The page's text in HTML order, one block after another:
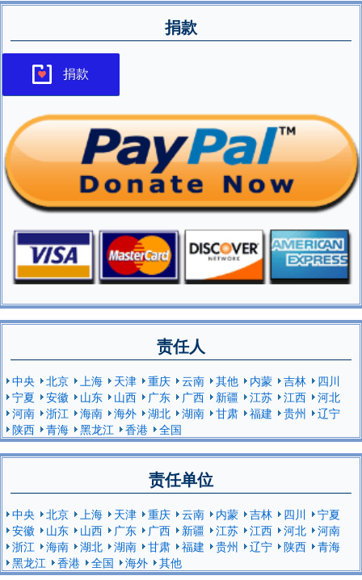
捐款
捐款
责任人
中央 北京 上海 天津 重庆 云南 其他 内蒙 吉林
四川
宁夏
安徽 山东 山西 广东 广西 新疆 江苏 江西
河北
河南
浙江 海南 海外 湖北 湖南 甘肃 福建 贵州
辽宁
陕西
青海 黑龙江 香港 全国
责任单位
中央 北京 上海 天津 重庆 云南 内蒙 吉林 四川
宁夏
安徽
山东 山西 广东 广西 新疆 江苏 江西 河北
河南
浙江
海南 湖北 湖南 甘肃 福建 贵州 辽宁 陕西
青海
黑龙江
香港 全国 海外 其他